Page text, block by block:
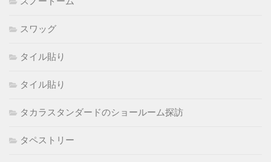
スワッグ
タイル貼り
タイル貼り
タカラスタンダードのショールーム探訪
タペストリー